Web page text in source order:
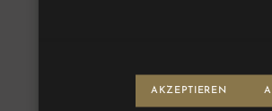
AKZEPTIEREN